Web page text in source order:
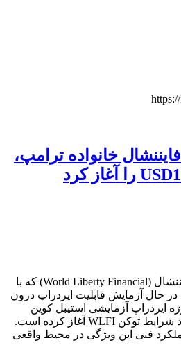
خانواده ترامپ،
پروژه دیفای ورلد لیبرتی فایننشال (World Liberty Financial) که با
حال آزمایش قابلیت ایردراپ درون
ایردراپ آزمایشی استیبل کوین
USD1 را برای دارندگان واجد شرایط توکن WLFI آغاز کرده است.
فنی این ویژگی در محیط واقعی